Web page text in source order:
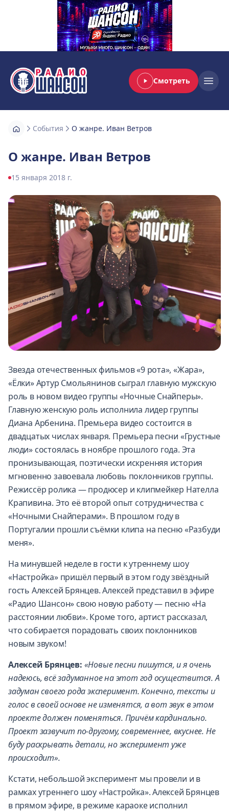
Радио Шансон Смотреть
События О жанре. Иван Ветров
О жанре. Иван Ветров
15 января 2018 г.
Звезда отечественных фильмов «9 рота», «Жара»,
«Ёлки» Артур Смольянинов сыграл главную мужскую
роль в новом видео группы «Ночные Снайперы».
Главную женскую роль исполнила лидер группы
Диана Арбенина. Премьера видео состоится в
двадцатых числах января. Премьера песни «Грустные
люди» состоялась в ноябре прошлого года. Эта
пронизывающая, поэтически искренняя история
мгновенно завоевала любовь поклонников группы.
Режиссёр ролика — продюсер и клипмейкер Нателла
Крапивина. Это её второй опыт сотрудничества с
«Ночными Снайперами». В прошлом году в
Португалии прошли съёмки клипа на песню «Разбуди
меня».
На минувшей неделе в гости к утреннему шоу
«Настройка» пришёл первый в этом году звёздный
гость Алексей Брянцев. Алексей представил в эфире
«Радио Шансон» свою новую работу — песню «На
расстоянии любви». Кроме того, артист рассказал,
что собирается порадовать своих поклонников
новым звуком!
Алексей Брянцев: «Новые песни пишутся, и я очень
надеюсь, всё задуманное на этот год осуществится. А
задуман своего рода эксперимент. Конечно, тексты и
голос в своей основе не изменятся, а вот звук в этом
проекте должен поменяться. Причём кардинально.
Проект зазвучит по-другому, современнее, вкуснее. Не
буду раскрывать детали, но эксперимент уже
происходит».
Кстати, небольшой эксперимент мы провели и в
рамках утреннего шоу «Настройка». Алексей Брянцев
в прямом эфире, в режиме караоке исполнил